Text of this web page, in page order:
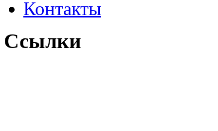
Контакты
Ссылки